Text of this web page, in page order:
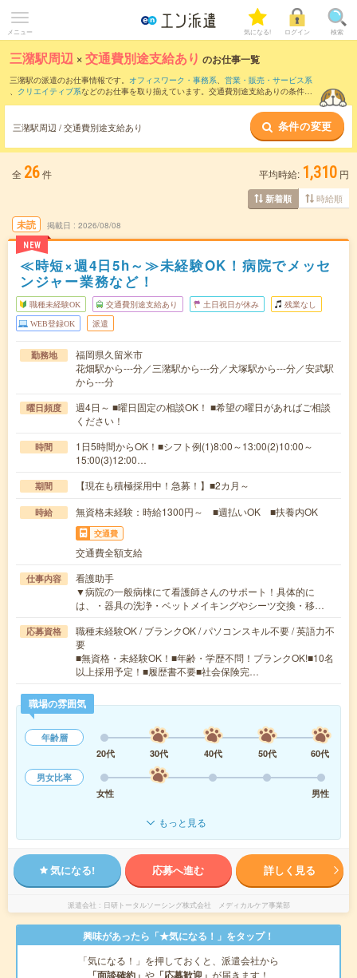
メニュー 気になる! ログイン 検索
三潴駅周辺 ×交通費別途支給あり のお仕事一覧
三潴駅の派遣のお仕事情報です。 オフィスワーク・事務系、 営業・販売・サービス系
、 クリエイティブ系などのお仕事を取り揃えています。交通費別途支給ありの条件の
三潴駅周辺 / 交通費別途支給あり 条件の変更
全 26件 平均時給: 1,310 円
新着順 時給順
未読
NEW
掲載日 2026/08/08
≪時短×週4日5h～≫未経験OK！病院でメッセ
ンジャー業務など！
職種未経験OK 交通費別途支給あり 土日祝日が休み 残業なし
WEB登録OK 派遣
勤務地
福岡県久留米市
花畑駅から---分／三潴駅から---分／犬塚駅から---分／安武駅
から---分
曜日頻度
週4日～ ■曜日固定の相談OK！ ■希望の曜日があればご相談
ください！
時間
1日5時間からOK！■シフト例(1)8:00～13:00(2)10:00～
15:00(3)12:00…
期間 【現在も積極採用中！急募！】■2カ月～
時給 無資格未経験：時給1300円～ ■週払いOK ■扶養内OK
交通費
交通費全額支給
仕事内容
看護助手
▼病院の一般病棟にて看護師さんのサポート！具体的に
は、・器具の洗浄・ベットメイキングやシーツ交換・移…
応募資格
職種未経験OK / ブランクOK / パソコンスキル不要 / 英語力不
要
■無資格・未経験OK！■年齢・学歴不問！ブランクOK!■10名
以上採用予定！■履歴書不要■社会保険完…
職場の雰囲気
年齢層
20代
30代 40代 50代
60代
男女比率
女性
男性
もっと見る
気になる! 応募へ進む 詳しく見る
派遣会社 日研トータルソーシング株式会社 メディカルケア事業部
興味があったら「★気になる！」をタップ！
「気になる！」を押しておくと、派遣会社から
「面談確約」 や 「応募歓迎」 が届きます！